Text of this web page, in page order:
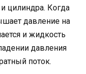
цилиндра. Когда
давление на
и жидкость
давления
поток.